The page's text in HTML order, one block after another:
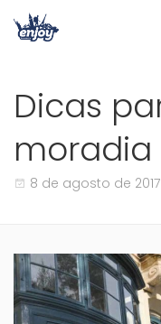
Dicas
8 de agosto de 2017